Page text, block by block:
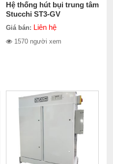
Hệ thống hút bụi trung tâm
Stucchi ST3-GV
Giá bán: Liên hệ
1570 người xem